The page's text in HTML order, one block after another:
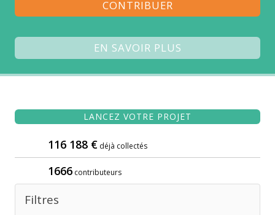
CONTRIBUER
EN SAVOIR PLUS
LANCEZ VOTRE PROJET
116 188 € déjà collectés
1666 contributeurs
Filtres